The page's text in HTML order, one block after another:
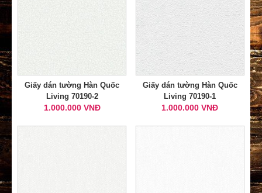
Giấy dán tường Hàn Quốc
Living 70190-2
1.000.000 VNĐ
Giấy dán tường Hàn Quốc
Living 70190-1
1.000.000 VNĐ